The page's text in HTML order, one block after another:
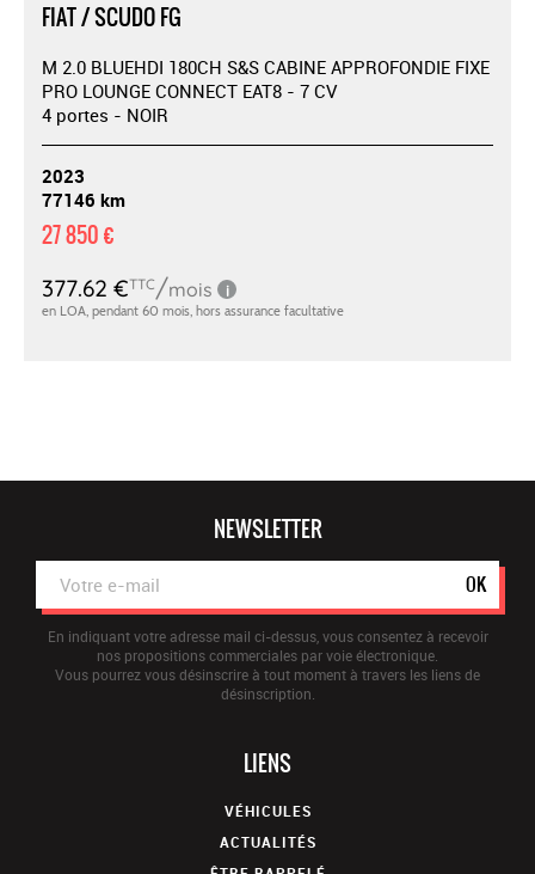
FIAT / SCUDO FG
M 2.0 BLUEHDI 180CH S&S CABINE APPROFONDIE FIXE
PRO LOUNGE CONNECT EAT8 - 7 CV
4 portes - NOIR
2023
77146 km
27 850 €
NEWSLETTER
OK
En indiquant votre adresse mail ci-dessus, vous consentez à recevoir
nos propositions commerciales par voie électronique.
Vous pourrez vous désinscrire à tout moment à travers les liens de
désinscription.
LIENS
VÉHICULES
ACTUALITÉS